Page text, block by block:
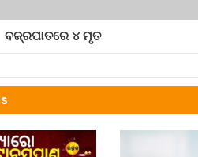
ବଜ୍ରପାତରେ ୪ ମୃତ